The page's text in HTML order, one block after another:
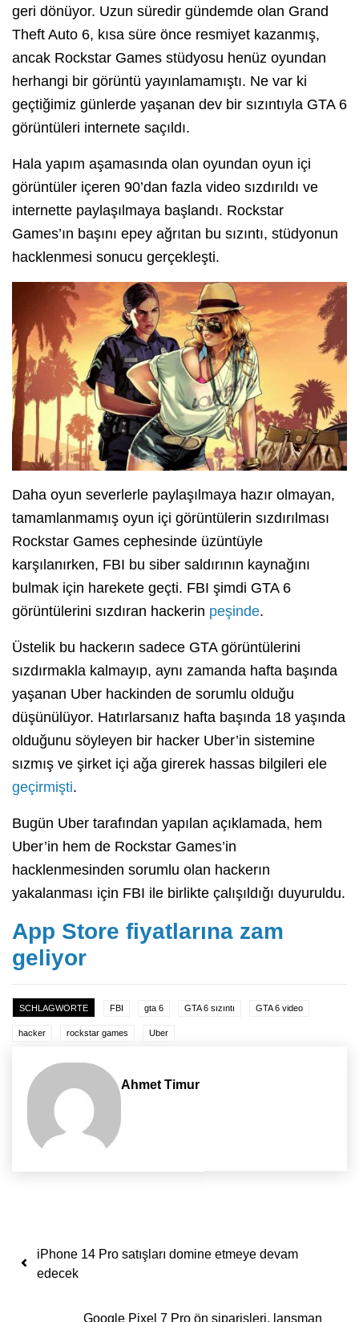
geri dönüyor. Uzun süredir gündemde olan Grand
Theft Auto 6, kısa süre önce resmiyet kazanmış,
ancak Rockstar Games stüdyosu henüz oyundan
herhangi bir görüntü yayınlamamıştı. Ne var ki
geçtiğimiz günlerde yaşanan dev bir sızıntıyla GTA 6
görüntüleri internete saçıldı.
Hala yapım aşamasında olan oyundan oyun içi
görüntüler içeren 90’dan fazla video sızdırıldı ve
internette paylaşılmaya başlandı. Rockstar
Games’ın başını epey ağrıtan bu sızıntı, stüdyonun
hacklenmesi sonucu gerçekleşti.
Daha oyun severlerle paylaşılmaya hazır olmayan,
tamamlanmamış oyun içi görüntülerin sızdırılması
Rockstar Games cephesinde üzüntüyle
karşılanırken, FBI bu siber saldırının kaynağını
bulmak için harekete geçti. FBI şimdi GTA 6
görüntülerini sızdıran hackerin peşinde.
Üstelik bu hackerın sadece GTA görüntülerini
sızdırmakla kalmayıp, aynı zamanda hafta başında
yaşanan Uber hackinden de sorumlu olduğu
düşünülüyor. Hatırlarsanız hafta başında 18 yaşında
olduğunu söyleyen bir hacker Uber’in sistemine
sızmış ve şirket içi ağa girerek hassas bilgileri ele
geçirmişti.
Bugün Uber tarafından yapılan açıklamada, hem
Uber’in hem de Rockstar Games’in
hacklenmesinden sorumlu olan hackerın
yakalanması için FBI ile birlikte çalışıldığı duyuruldu.
App Store fiyatlarına zam
geliyor
SCHLAGWORTE FBI gta 6 GTA 6 sızıntı GTA 6 video
hacker rockstar games Uber
Ahmet Timur
Yazı dolaşımı
iPhone 14 Pro satışları domine etmeye devam
edecek
Google Pixel 7 Pro ön siparişleri, lansman